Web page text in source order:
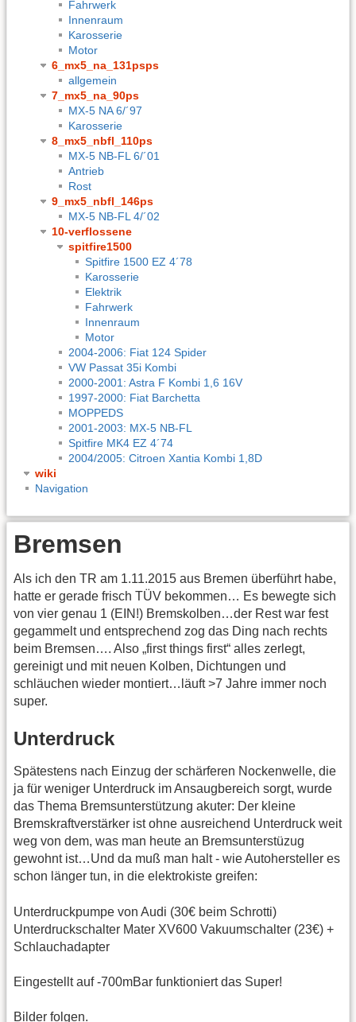
Fahrwerk
Innenraum
Karosserie
Motor
6_mx5_na_131psps
allgemein
7_mx5_na_90ps
MX-5 NA 6/´97
Karosserie
8_mx5_nbfl_110ps
MX-5 NB-FL 6/´01
Antrieb
Rost
9_mx5_nbfl_146ps
MX-5 NB-FL 4/´02
10-verflossene
spitfire1500
Spitfire 1500 EZ 4´78
Karosserie
Elektrik
Fahrwerk
Innenraum
Motor
2004-2006: Fiat 124 Spider
VW Passat 35i Kombi
2000-2001: Astra F Kombi 1,6 16V
1997-2000: Fiat Barchetta
MOPPEDS
2001-2003: MX-5 NB-FL
Spitfire MK4 EZ 4´74
2004/2005: Citroen Xantia Kombi 1,8D
wiki
Navigation
Bremsen
Als ich den TR am 1.11.2015 aus Bremen überführt habe,
hatte er gerade frisch TÜV bekommen… Es bewegte sich
von vier genau 1 (EIN!) Bremskolben…der Rest war fest
gegammelt und entsprechend zog das Ding nach rechts
beim Bremsen…. Also „first things first“ alles zerlegt,
gereinigt und mit neuen Kolben, Dichtungen und
schläuchen wieder montiert…läuft >7 Jahre immer noch
super.
Unterdruck
Spätestens nach Einzug der schärferen Nockenwelle, die
ja für weniger Unterdruck im Ansaugbereich sorgt, wurde
das Thema Bremsunterstützung akuter: Der kleine
Bremskraftverstärker ist ohne ausreichend Unterdruck weit
weg von dem, was man heute an Bremsunterstüzug
gewohnt ist…Und da muß man halt - wie Autohersteller es
schon länger tun, in die elektrokiste greifen:
Unterdruckpumpe von Audi (30€ beim Schrotti)
Unterdruckschalter Mater XV600 Vakuumschalter (23€) +
Schlauchadapter
Eingestellt auf -700mBar funktioniert das Super!
Bilder folgen.